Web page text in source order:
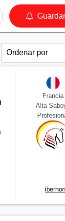
Francia
Alta